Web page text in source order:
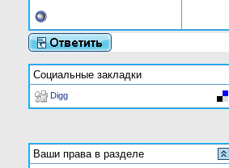
Социальные закладки
Digg
Ваши права в разделе